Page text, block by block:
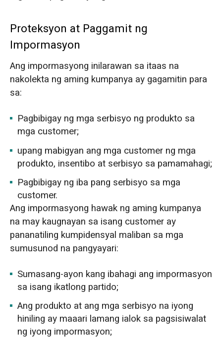
Proteksyon at Paggamit ng
Impormasyon
Ang impormasyong inilarawan sa itaas na
nakolekta ng aming kumpanya ay gagamitin para
sa:
Pagbibigay ng mga serbisyo ng produkto sa
mga customer;
upang mabigyan ang mga customer ng mga
produkto, insentibo at serbisyo sa pamamahagi;
Pagbibigay ng iba pang serbisyo sa mga
customer.
Ang impormasyong hawak ng aming kumpanya
na may kaugnayan sa isang customer ay
pananatiling kumpidensyal maliban sa mga
sumusunod na pangyayari:
Sumasang-ayon kang ibahagi ang impormasyon
sa isang ikatlong partido;
Ang produkto at ang mga serbisyo na iyong
hiniling ay maaari lamang ialok sa pagsisiwalat
ng iyong impormasyon;